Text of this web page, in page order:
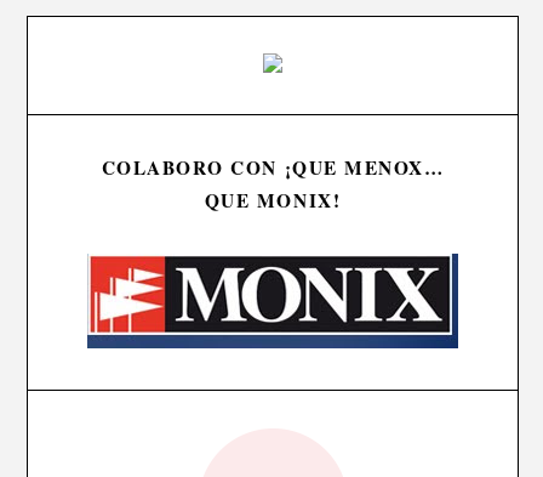
COLABORO CON ¡QUE MENOX…
QUE MONIX!